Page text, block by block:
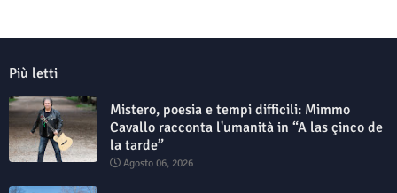
Più letti
Mistero, poesia e tempi difficili: Mimmo
Cavallo racconta l'umanità in “A las çinco de
la tarde”
Agosto 06, 2026